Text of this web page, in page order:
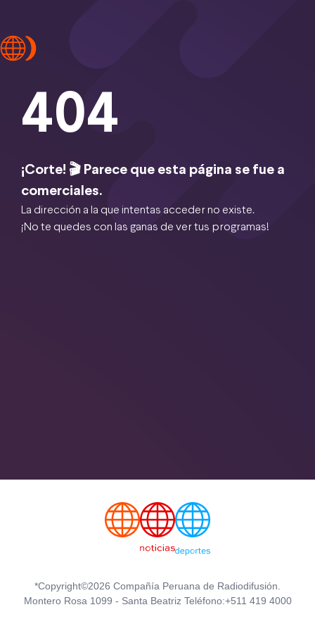
404
¡Corte! 🎬 Parece que esta página se fue a
comerciales.
La dirección a la que intentas acceder no existe.
¡No te quedes con las ganas de ver tus programas!
*Copyright©2026 Compañía Peruana de Radiodifusión.
Montero Rosa 1099 - Santa Beatriz Teléfono:+511 419 4000